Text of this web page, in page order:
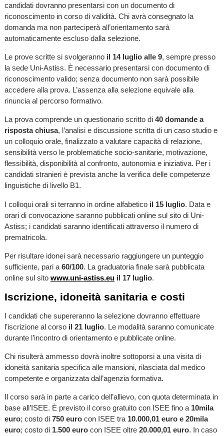
candidati dovranno presentarsi con un documento di
riconoscimento in corso di validità. Chi avrà consegnato la
domanda ma non parteciperà all’orientamento sarà
automaticamente escluso dalla selezione.
Le prove scritte si svolgeranno il 14 luglio alle 9, sempre presso
la sede Uni-Astiss. È necessario presentarsi con documento di
riconoscimento valido; senza documento non sarà possibile
accedere alla prova. L’assenza alla selezione equivale alla
rinuncia al percorso formativo.
La prova comprende un questionario scritto di 40 domande a
risposta chiusa, l’analisi e discussione scritta di un caso studio e
un colloquio orale, finalizzato a valutare capacità di relazione,
sensibilità verso le problematiche socio-sanitarie, motivazione,
flessibilità, disponibilità al confronto, autonomia e iniziativa. Per i
candidati stranieri è prevista anche la verifica delle competenze
linguistiche di livello B1.
I colloqui orali si terranno in ordine alfabetico il 15 luglio. Data e
orari di convocazione saranno pubblicati online sul sito di Uni-
Astiss; i candidati saranno identificati attraverso il numero di
prematricola.
Per risultare idonei sarà necessario raggiungere un punteggio
sufficiente, pari a 60/100. La graduatoria finale sarà pubblicata
online sul sito www.uni-astiss.eu il 17 luglio.
Iscrizione, idoneità sanitaria e costi
I candidati che supereranno la selezione dovranno effettuare
l’iscrizione al corso il 21 luglio. Le modalità saranno comunicate
durante l’incontro di orientamento e pubblicate online.
Chi risulterà ammesso dovrà inoltre sottoporsi a una visita di
idoneità sanitaria specifica alle mansioni, rilasciata dal medico
competente e organizzata dall’agenzia formativa.
Il corso sarà in parte a carico dell’allievo, con quota determinata in
base all’ISEE. È previsto il corso gratuito con ISEE fino a 10mila
euro; costo di 750 eurocon ISEE tra 10.000,01 euro e 20mila
euro; costo di 1.500 eurocon ISEE oltre 20.000,01 euro. In caso